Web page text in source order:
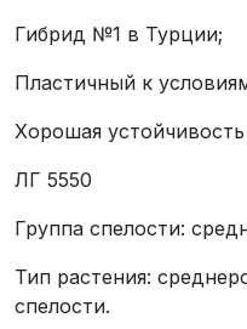
Гибрид №1 в Турции;
Пластичный к
Хорошая устойчивость
ЛГ 5550
Группа спелости:
Тип растения:
спелости.